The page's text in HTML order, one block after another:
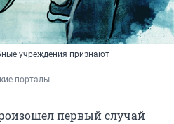
учреждения признают
порталы
первый случай